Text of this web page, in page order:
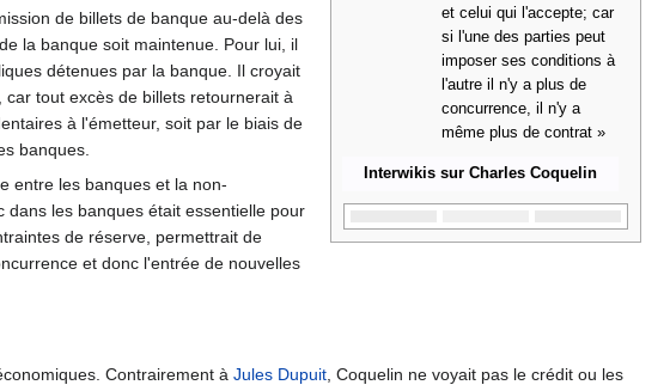
et celui qui l'accepte; car
si l'une des parties peut
imposer ses conditions à
l'autre il n'y a plus de
concurrence, il n'y a
même plus de contrat »
Interwikis sur Charles Coquelin
de billets de banque au-delà des
la banque soit maintenue. Pour lui, il
détenues par la banque. Il croyait
tout excès de billets retournerait à
à l'émetteur, soit par le biais de
banques.
entre les banques et la non-
les banques était essentielle pour
de réserve, permettrait de
et donc l'entrée de nouvelles
Contrairement à Jules Dupuit , Coquelin ne voyait pas le crédit ou les